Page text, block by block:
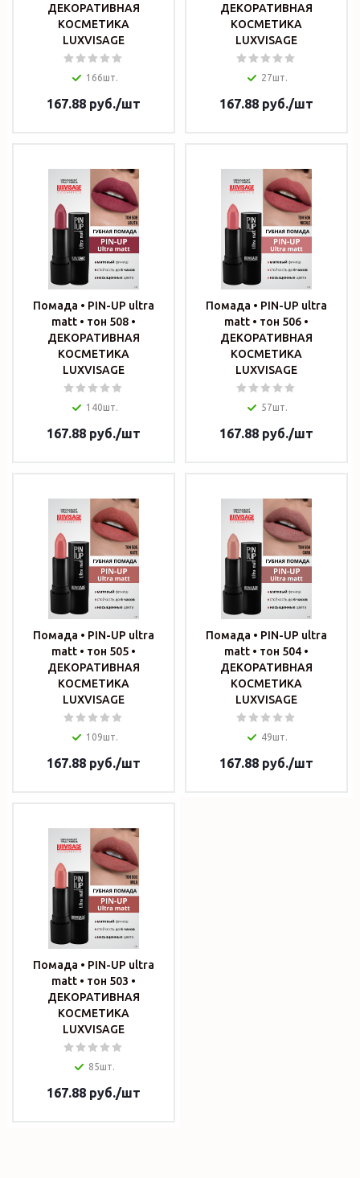
ДЕКОРАТИВНАЯ
КОСМЕТИКА
LUXVISAGE
166шт.
167.88 руб./шт
ДЕКОРАТИВНАЯ
КОСМЕТИКА
LUXVISAGE
27шт.
167.88 руб./шт
Помада • PIN-UP ultra
matt • тон 508 •
ДЕКОРАТИВНАЯ
КОСМЕТИКА
LUXVISAGE
140шт.
167.88 руб./шт
Помада • PIN-UP ultra
matt • тон 506 •
ДЕКОРАТИВНАЯ
КОСМЕТИКА
LUXVISAGE
57шт.
167.88 руб./шт
Помада • PIN-UP ultra
matt • тон 505 •
ДЕКОРАТИВНАЯ
КОСМЕТИКА
LUXVISAGE
109шт.
167.88 руб./шт
Помада • PIN-UP ultra
matt • тон 504 •
ДЕКОРАТИВНАЯ
КОСМЕТИКА
LUXVISAGE
49шт.
167.88 руб./шт
Помада • PIN-UP ultra
matt • тон 503 •
ДЕКОРАТИВНАЯ
КОСМЕТИКА
LUXVISAGE
85шт.
167.88 руб./шт